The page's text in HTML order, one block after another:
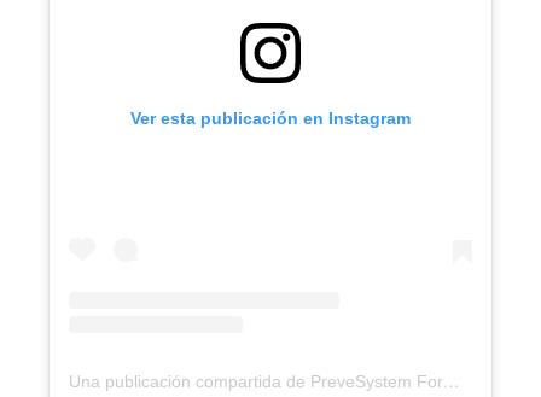
Ver esta publicación en Instagram
Una publicación compartida de PreveSystem Formación PRÁCTICA (@prevesystem)